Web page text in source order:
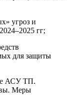
угроз и
гг;
для защиты
АСУ ТП.
Меры